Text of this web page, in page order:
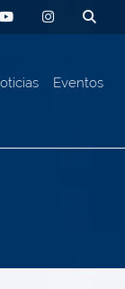
Eventos